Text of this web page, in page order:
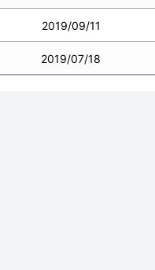
2019/09/11
2019/07/18